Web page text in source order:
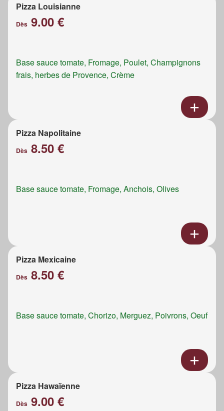
Pizza Louisianne
Dès 9.00 €
Base sauce tomate, Fromage, Poulet, Champignons
frais, herbes de Provence, Crème
Pizza Napolitaine
Dès 8.50 €
Base sauce tomate, Fromage, Anchois, Olives
Pizza Mexicaine
Dès 8.50 €
Base sauce tomate, Chorizo, Merguez, Poivrons, Oeuf
Pizza Hawaïenne
Dès 9.00 €